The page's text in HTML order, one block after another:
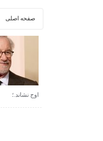
صفحه اصلی
اوج نشاند.؛